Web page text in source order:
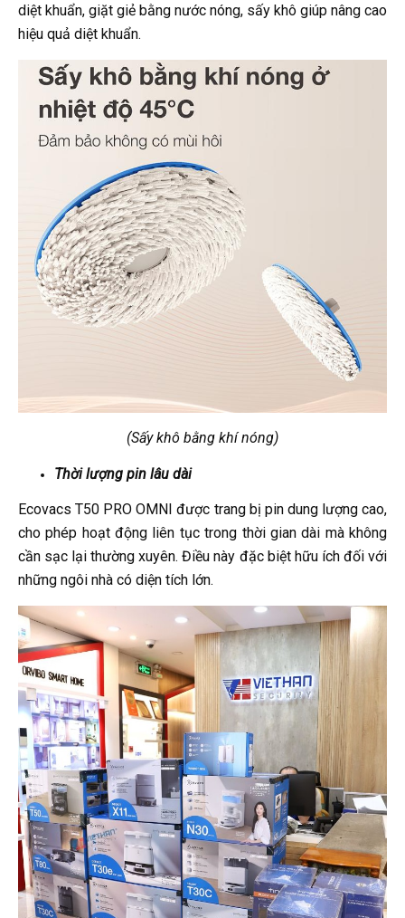
diệt khuẩn, giặt giẻ bằng nước nóng, sấy khô giúp nâng cao
hiệu quả diệt khuẩn.
(Sấy khô bằng khí nóng)
Thời lượng pin lâu dài
Ecovacs T50 PRO OMNI được trang bị pin dung lượng cao,
cho phép hoạt động liên tục trong thời gian dài mà không
cần sạc lại thường xuyên. Điều này đặc biệt hữu ích đối với
những ngôi nhà có diện tích lớn.